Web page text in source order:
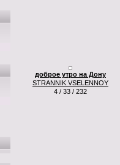
доброе утро на Дону
STRANNIK VSELENNOY
4 / 33 / 232